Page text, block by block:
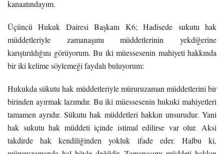
kanaatındayım.
Üçüncü Hukuk Dairesi Başkanı K6; Hadisede sukutu hak
müddetleriyle zamanaşımı müddetlerinin yekdiğerine
karıştırıldığını görüyorum. Bu iki müessesenin mahiyeti hakkında
bir iki kelime söylemeği faydalı buluyorum:
Hukukda sükutu hak müddetleriyle müruruzaman müddetlerini bir
birinden ayırmak lazımdır. Bu iki müessesenin hukuki mahiyetleri
tamamen ayrıdır. Sükutu hak müddetleri hakkın unsurudur. Yani
hak sukutu hak müddeti içinde istimal edilirse var olur. Aksi
takdirde hak kendiliğinden yokluk ifade eder. Halbu ki,